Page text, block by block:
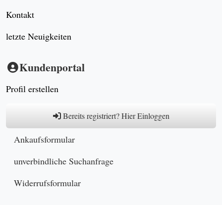
Kontakt
letzte Neuigkeiten
Kundenportal
Profil erstellen
Bereits registriert? Hier Einloggen
Ankaufsformular
unverbindliche Suchanfrage
Widerrufsformular